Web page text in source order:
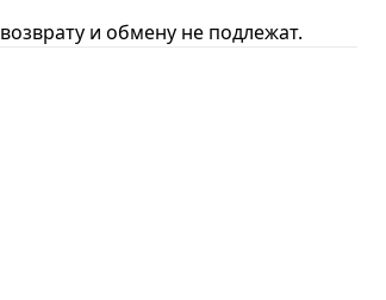
и обмену не подлежат.